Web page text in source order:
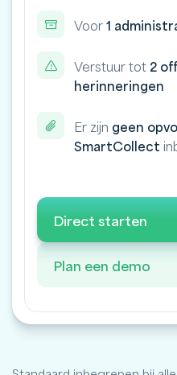
Voor 1
Verstuur tot 2
herinneringen
Er zijn geen
SmartCollect
Direct starten
Plan een demo